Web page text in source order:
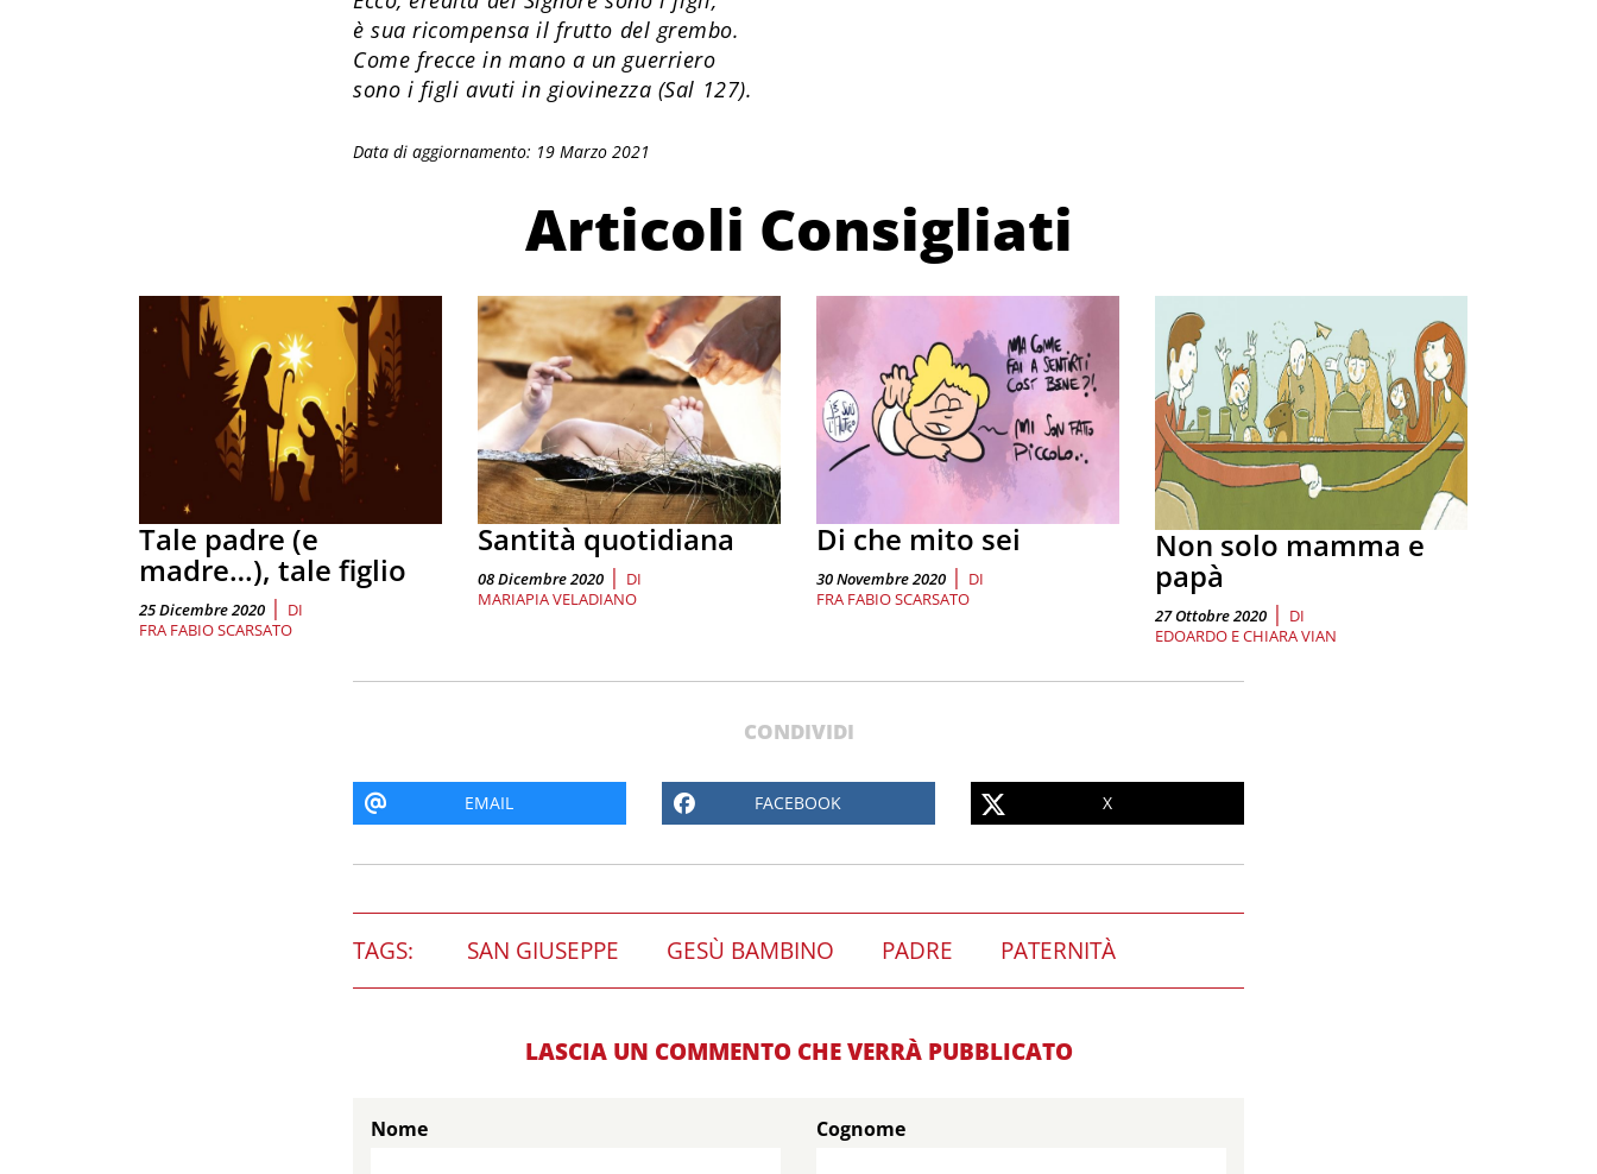
è sua ricompensa il frutto del grembo.
Come frecce in mano a un guerriero
sono i figli avuti in giovinezza (Sal 127).
Data di aggiornamento: 19 Marzo 2021
Articoli Consigliati
Tale padre (e
madre…), tale figlio
25 Dicembre 2020 | DI
FRA FABIO SCARSATO
Santità quotidiana
08 Dicembre 2020 | DI
MARIAPIA VELADIANO
Di che mito sei
30 Novembre 2020 | DI
FRA FABIO SCARSATO
Non solo mamma e
papà
27 Ottobre 2020 | DI
EDOARDO E CHIARA VIAN
CONDIVIDI
EMAIL FACEBOOK X
TAGS: SAN GIUSEPPE GESÙ BAMBINO PADRE PATERNITÀ
LASCIA UN COMMENTO CHE VERRÀ PUBBLICATO
Nome Cognome